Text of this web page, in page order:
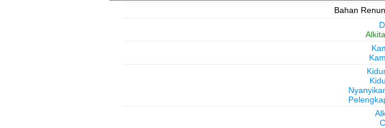
Bahan